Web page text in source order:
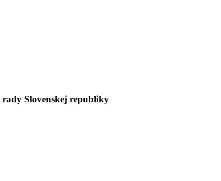
rady Slovenskej republiky